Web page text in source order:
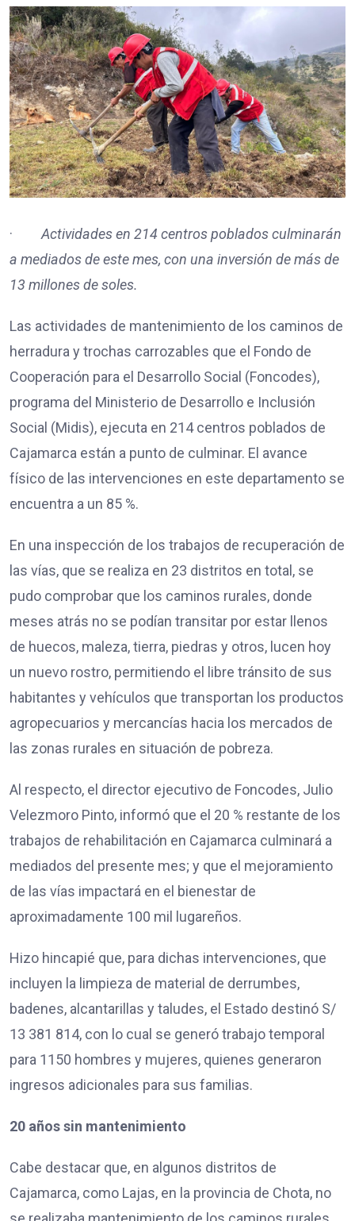
·Actividades en 214 centros poblados culminarán
a mediados de este mes, con una inversión de más de
13 millones de soles.
Las actividades de mantenimiento de los caminos de
herradura y trochas carrozables que el Fondo de
Cooperación para el Desarrollo Social (Foncodes),
programa del Ministerio de Desarrollo e Inclusión
Social (Midis), ejecuta en 214 centros poblados de
Cajamarca están a punto de culminar. El avance
físico de las intervenciones en este departamento se
encuentra a un 85 %.
En una inspección de los trabajos de recuperación de
las vías, que se realiza en 23 distritos en total, se
pudo comprobar que los caminos rurales, donde
meses atrás no se podían transitar por estar llenos
de huecos, maleza, tierra, piedras y otros, lucen hoy
un nuevo rostro, permitiendo el libre tránsito de sus
habitantes y vehículos que transportan los productos
agropecuarios y mercancías hacia los mercados de
las zonas rurales en situación de pobreza.
Al respecto, el director ejecutivo de Foncodes, Julio
Velezmoro Pinto, informó que el 20 % restante de los
trabajos de rehabilitación en Cajamarca culminará a
mediados del presente mes; y que el mejoramiento
de las vías impactará en el bienestar de
aproximadamente 100 mil lugareños.
Hizo hincapié que, para dichas intervenciones, que
incluyen la limpieza de material de derrumbes,
badenes, alcantarillas y taludes, el Estado destinó S/
13 381 814, con lo cual se generó trabajo temporal
para 1150 hombres y mujeres, quienes generaron
ingresos adicionales para sus familias.
20 años sin mantenimiento
Cabe destacar que, en algunos distritos de
Cajamarca, como Lajas, en la provincia de Chota, no